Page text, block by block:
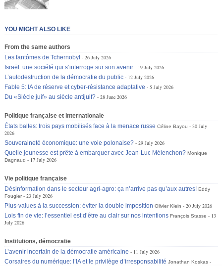
YOU MIGHT ALSO LIKE
From the same authors
Les fantômes de Tchernobyl
26 July 2026
Israël: une société qui s’interroge sur son avenir
19 July 2026
L’autodestruction de la démocratie du public
12 July 2026
Fable 5: IA de réserve et cyber-résistance adaptative
5 July 2026
Du «Siècle juif» au siècle antijuif?
28 June 2026
Politique française et internationale
États baltes: trois pays mobilisés face à la menace russe Céline Bayou
30 July
2026
Souveraineté économique: une voie polonaise?
29 July 2026
Quelle jeunesse est prête à embarquer avec Jean-Luc Mélenchon? Monique
Dagnaud
17 July 2026
Vie politique française
Désinformation dans le secteur agri-agro: ça n’arrive pas qu’aux autres! Eddy
Fougier
23 July 2026
Plus-values à la succession: éviter la double imposition Olivier Klein
20 July 2026
Lois fin de vie: l’essentiel est d’être au clair sur nos intentions François Stasse
13
July 2026
Institutions, démocratie
L’avenir incertain de la démocratie américaine
11 July 2026
Corsaires du numérique: l’IA et le privilège d’irresponsabilité Jonathan Koskas